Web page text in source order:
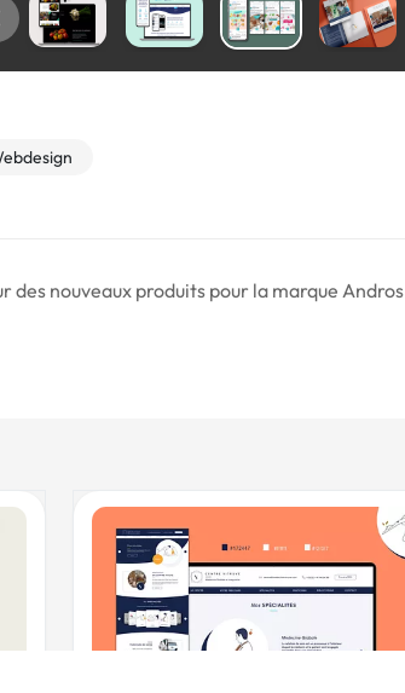
des nouveaux produits pour la marque Andros